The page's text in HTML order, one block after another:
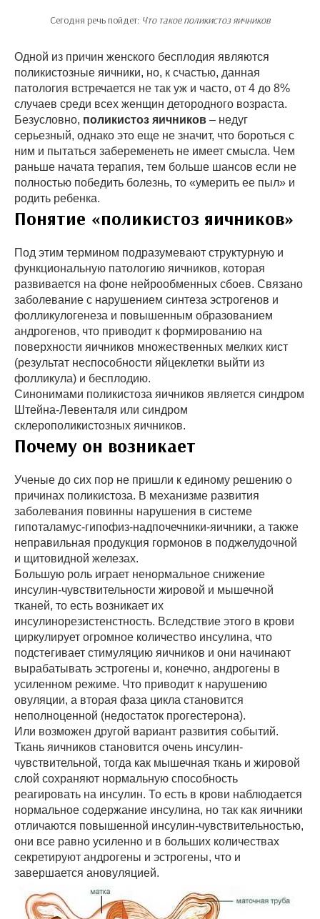
Сегодня речь пойдет: Что такое поликистоз яичников
Одной из причин женского бесплодия являются
поликистозные яичники, но, к счастью, данная
патология встречается не так уж и часто, от 4 до 8%
случаев среди всех женщин детородного возраста.
Безусловно, поликистоз яичников – недуг
серьезный, однако это еще не значит, что бороться с
ним и пытаться забеременеть не имеет смысла. Чем
раньше начата терапия, тем больше шансов если не
полностью победить болезнь, то «умерить ее пыл» и
родить ребенка.
Понятие «поликистоз яичников»
Под этим термином подразумевают структурную и
функциональную патологию яичников, которая
развивается на фоне нейрообменных сбоев. Связано
заболевание с нарушением синтеза эстрогенов и
фолликулогенеза и повышенным образованием
андрогенов, что приводит к формированию на
поверхности яичников множественных мелких кист
(результат неспособности яйцеклетки выйти из
фолликула) и бесплодию.
Синонимами поликистоза яичников является синдром
Штейна-Левенталя или синдром
склерополикистозных яичников.
Почему он возникает
Ученые до сих пор не пришли к единому решению о
причинах поликистоза. В механизме развития
заболевания повинны нарушения в системе
гипоталамус-гипофиз-надпочечники-яичники, а также
неправильная продукция гормонов в поджелудочной
и щитовидной железах.
Большую роль играет ненормальное снижение
инсулин-чувствительности жировой и мышечной
тканей, то есть возникает их
инсулинорезистенстность. Вследствие этого в крови
циркулирует огромное количество инсулина, что
подстегивает стимуляцию яичников и они начинают
вырабатывать эстрогены и, конечно, андрогены в
усиленном режиме. Что приводит к нарушению
овуляции, а вторая фаза цикла становится
неполноценной (недостаток прогестерона).
Или возможен другой вариант развития событий.
Ткань яичников становится очень инсулин-
чувствительной, тогда как мышечная ткань и жировой
слой сохраняют нормальную способность
реагировать на инсулин. То есть в крови наблюдается
нормальное содержание инсулина, но так как яичники
отличаются повышенной инсулин-чувствительностью,
они все равно усиленно и в больших количествах
секретируют андрогены и эстрогены, что и
завершается ановуляцией.